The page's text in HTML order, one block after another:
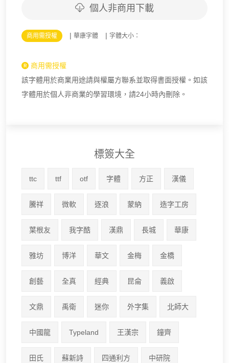
個人非商用下載
商用需授權 | 華康字體 | 字體大小：
商用需授權
該字體用於商業用途請與權屬方聯系並取得書面授權。如該
字體用於個人非商業的學習環境，請24小時內刪除。
標簽大全
ttc ttf otf 字體 方正 漢儀
騰祥 微軟 逐浪 蒙納 造字工房
葉根友 我字酷 漢鼎 長城 華康
雅坊 博洋 華文 金梅 金橋
創藝 全真 經典 昆侖 義啟
文鼎 禹衛 迷你 外字集 北師大
中國龍 Typeland 王漢宗 鐘齊
田氏 蘇新詩 四通利方 中研院